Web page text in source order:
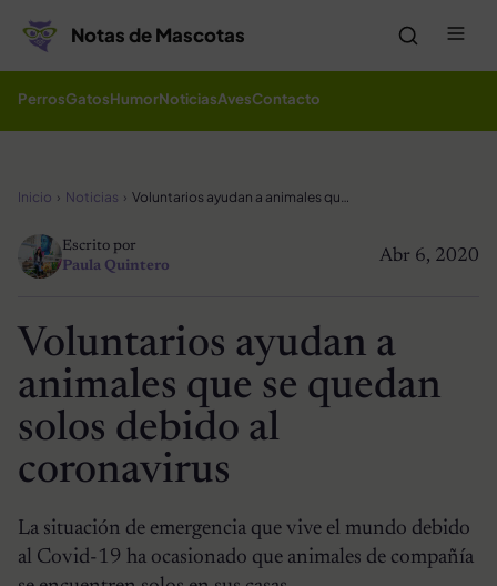
Notas de Mascotas
PerrosGatosHumorNoticiasAvesContacto
Inicio Noticias Voluntarios ayudan a animales que se quedan solos debido al coronavirus
Abr 6, 2020
Escrito por
Paula Quintero
Voluntarios ayudan a
animales que se quedan
solos debido al
coronavirus
La situación de emergencia que vive el mundo debido
al Covid-19 ha ocasionado que animales de compañía